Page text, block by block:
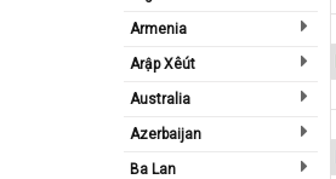
Armenia
Arập Xêút
Australia
Azerbaijan
Ba Lan